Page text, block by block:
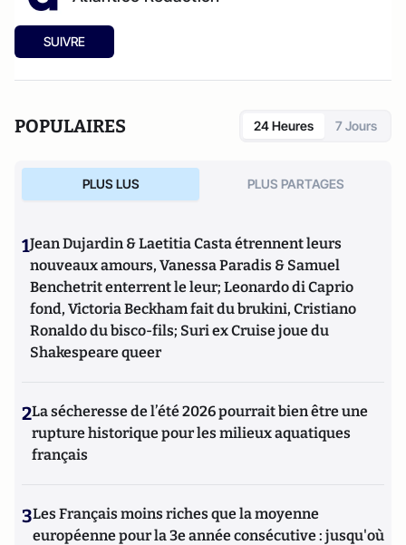
SUIVRE
POPULAIRES 24 Heures 7 Jours
PLUS LUS PLUS PARTAGES
1Jean Dujardin & Laetitia Casta étrennent leurs
nouveaux amours, Vanessa Paradis & Samuel
Benchetrit enterrent le leur; Leonardo di Caprio
fond, Victoria Beckham fait du brukini, Cristiano
Ronaldo du bisco-fils; Suri ex Cruise joue du
Shakespeare queer
2La sécheresse de l’été 2026 pourrait bien être une
rupture historique pour les milieux aquatiques
français
3Les Français moins riches que la moyenne
européenne pour la 3e année consécutive : jusqu'où